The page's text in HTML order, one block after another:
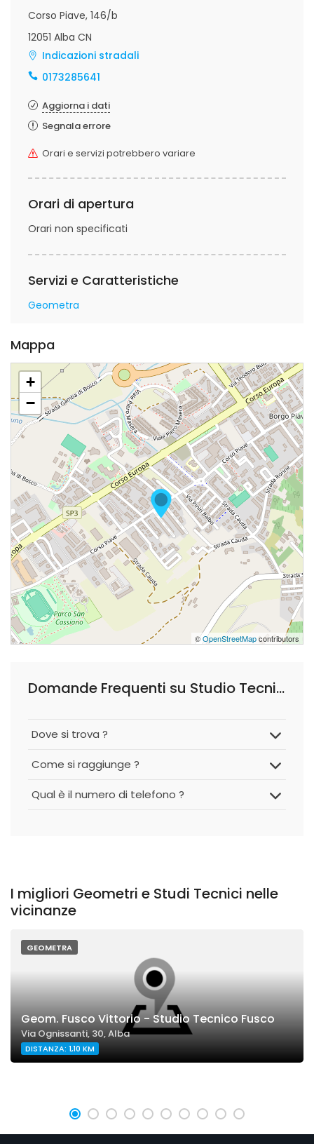
Corso Piave, 146/b
12051 Alba CN
Indicazioni stradali
0173285641
Aggiorna i dati
Segnala errore
Orari e servizi potrebbero variare
Orari di apertura
Orari non specificati
Servizi e Caratteristiche
Geometra
Mappa
+
−
©OpenStreetMapcontributors
Domande Frequenti su Studio Tecnico Associato Geom. Dotta Giancarlo e Giubellino Sergio
Dove si trova ?
Come si raggiunge ?
Qual è il numero di telefono ?
I migliori Geometri e Studi Tecnici nelle
vicinanze
GEOMETRA
Geom. Fusco Vittorio - Studio Tecnico Fusco
Via Ognissanti, 30, Alba
DISTANZA: 1,10 KM